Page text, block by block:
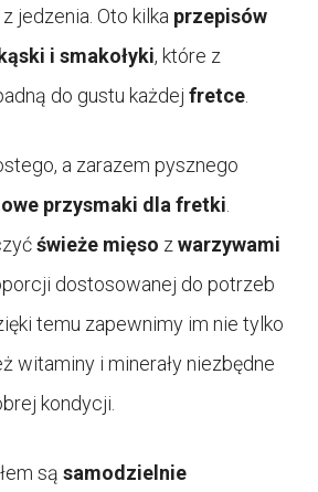
jedzenia. Oto kilka przepisów
i smakołyki, które z
do gustu każdej fretce
a zarazem pysznego
przysmaki dla fretki
świeże mięso z warzywami
dostosowanej do potrzeb
temu zapewnimy im nie tylko
witaminy i minerały niezbędne
kondycji.
są samodzielnie